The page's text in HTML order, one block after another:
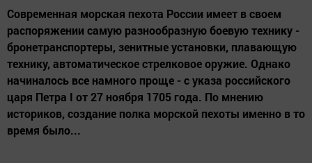
Современная морская пехота России имеет в своем
распоряжении самую разнообразную боевую технику -
бронетранспортеры, зенитные установки, плавающую
технику, автоматическое стрелковое оружие. Однако
начиналось все намного проще - с указа российского
царя Петра I от 27 ноября 1705 года. По мнению
историков, создание полка морской пехоты именно в то
время было...